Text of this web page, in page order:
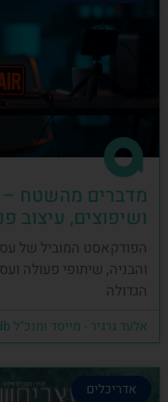
מדברים מהשטח –
ושיפוצים, עיצוב
הפודקאסט המוביל של
והבניה, שיתופי פעולה
הגדולה
אלעד גרגיר - מייסד ומנכ"ל arcdb
אדריכלים